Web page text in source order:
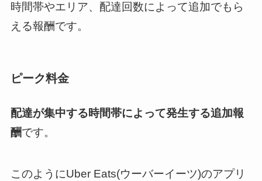
時間帯やエリア、配達回数によって追加でもら
える報酬です。
ピーク料金
配達が集中する時間帯によって発生する追加報
酬です。
このようにUber Eats(ウーバーイーツ)のアプリ